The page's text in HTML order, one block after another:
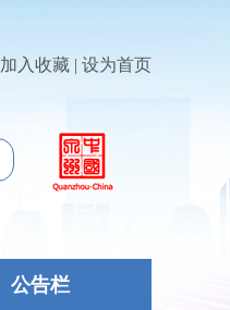
加入收藏 | 设为首页
公告栏